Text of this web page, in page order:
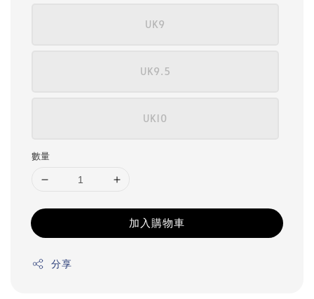
UK9
UK9.5
UK10
數量
加入購物車
分享